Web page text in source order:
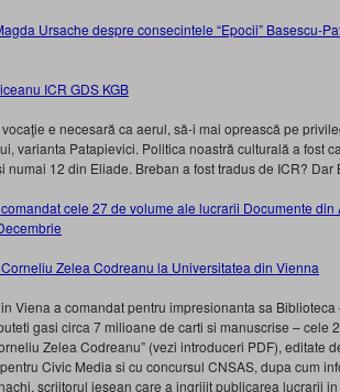
Ursache despre consecintele “Epocii” Basescu-
e necesară ca aerul, să-i mai oprească pe
varianta Patapievici. Politica noastră culturală a fost
numai 12 din Eliade. Breban a fost tradus de ICR? Dar
cele 27 de volume ale lucrarii Documente
Viena a comandat pentru impresionanta sa
gasi circa 7 milioane de carti si manuscrise – cele
Zelea Codreanu” (vezi introduceri PDF), editate
Civic Media si cu concursul CNSAS, dupa cum
scriitorul iesean care a ingrijit publicarea lucrarii